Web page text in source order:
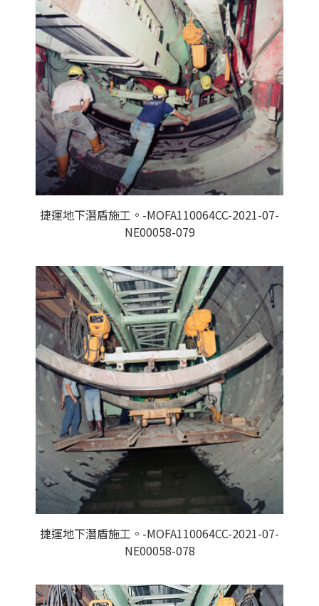
捷運地下潛盾施工。-MOFA110064CC-2021-07-
NE00058-079
捷運地下潛盾施工。-MOFA110064CC-2021-07-
NE00058-078